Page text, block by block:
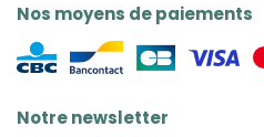
Nos moyens de paiements
Notre newsletter